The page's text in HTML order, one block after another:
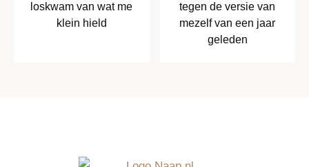
loskwam van wat me
klein hield
tegen de versie van
mezelf van een jaar
geleden